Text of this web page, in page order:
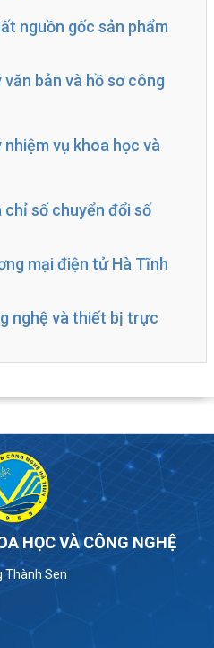
nguồn gốc sản phẩm
văn bản và hồ sơ công
nhiệm vụ khoa học và
chỉ số chuyển đổi số
mại điện tử Hà Tĩnh
nghệ và thiết bị trực
HỌC VÀ CÔNG NGHỆ
Thành Sen